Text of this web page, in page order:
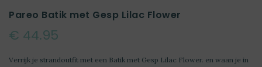
Pareo Batik met Gesp Lilac Flower
€ 44.95
Verrijk je strandoutfit met een Batik met Gesp Lilac Flower. en waan je in